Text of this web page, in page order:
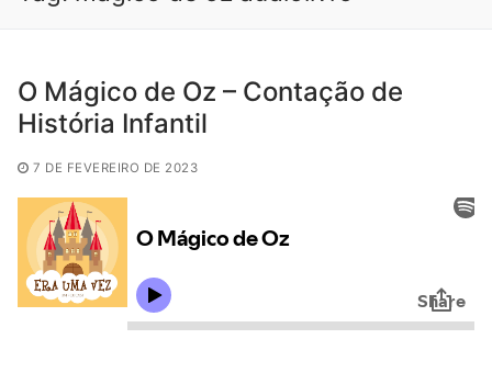
O Mágico de Oz – Contação de
História Infantil
7 DE FEVEREIRO DE 2023